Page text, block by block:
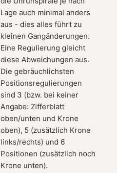
Lage auch minimal anders
aus - dies alles führt zu
kleinen Gangänderungen.
Eine Regulierung gleicht
diese Abweichungen aus.
Die gebräuchlichsten
Positionsregulierungen
sind 3 (bzw. bei keiner
Angabe: Zifferblatt
oben/unten und Krone
oben), 5 (zusätzlich Krone
links/rechts) und 6
Positionen (zusätzlich noch
Krone unten).